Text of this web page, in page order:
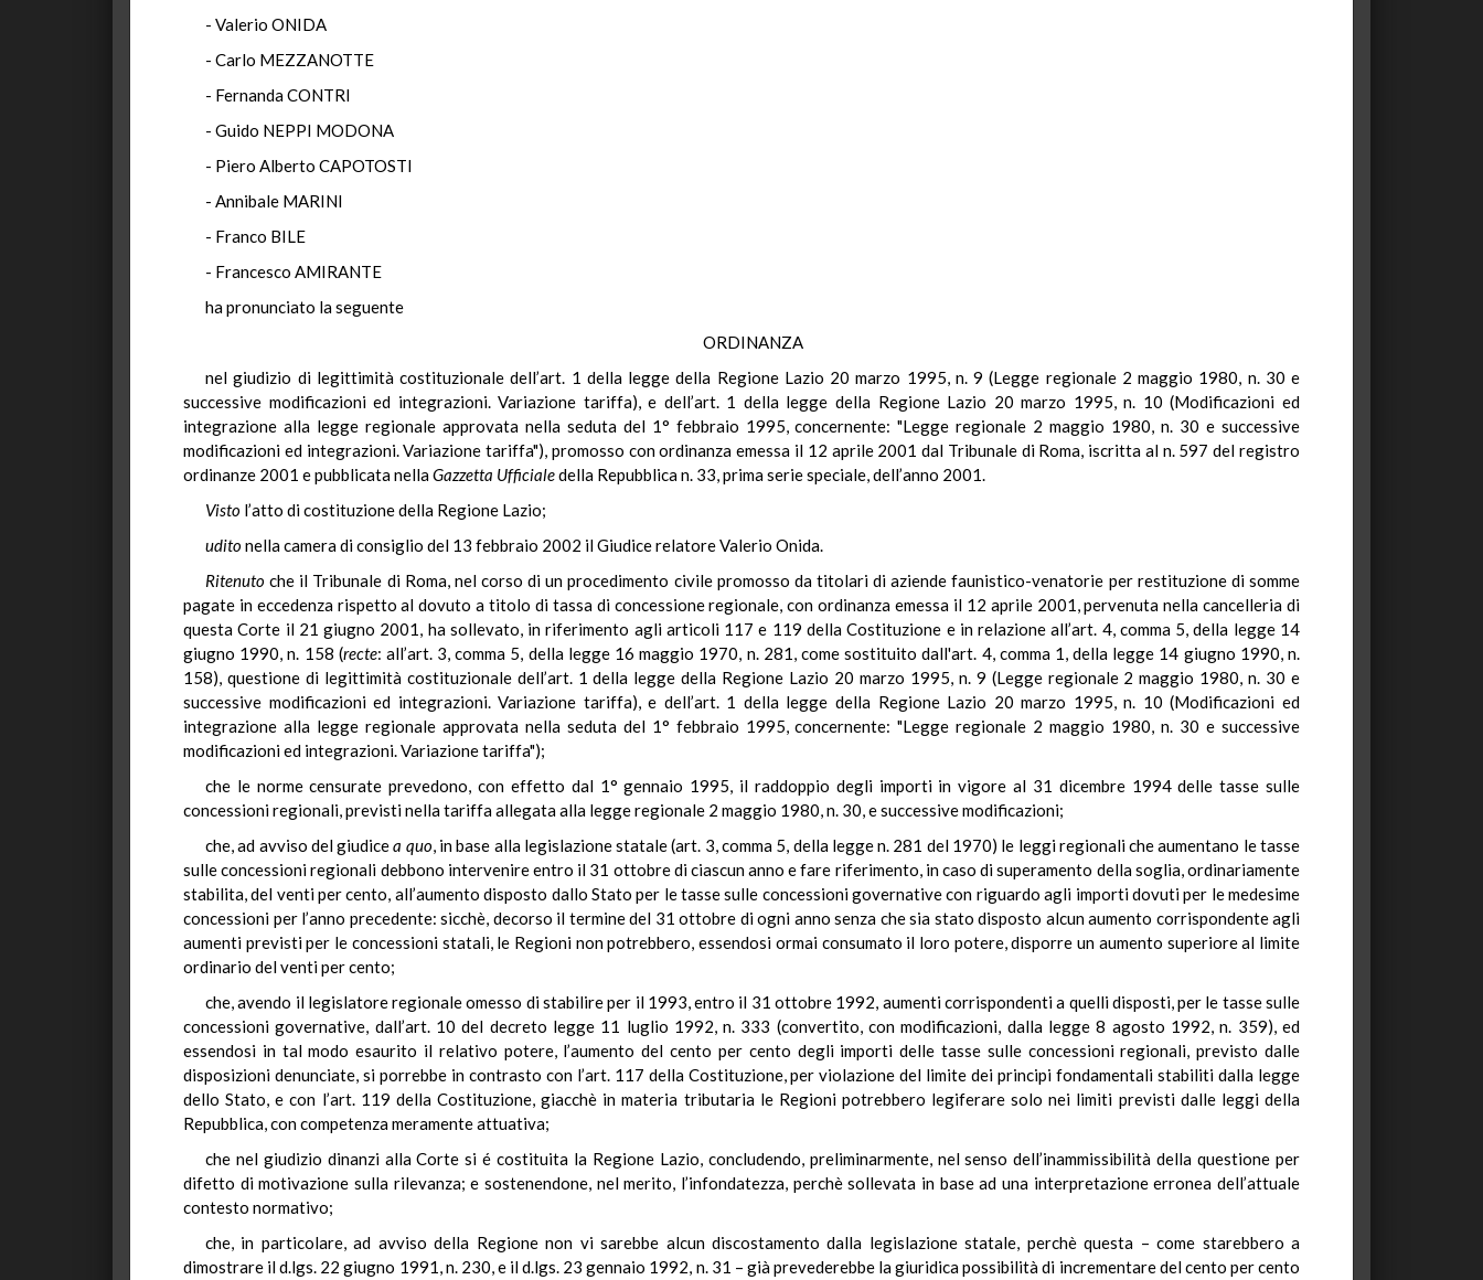
- Valerio ONIDA
- Carlo MEZZANOTTE
- Fernanda CONTRI
- Guido NEPPI MODONA
- Piero Alberto CAPOTOSTI
- Annibale MARINI
- Franco BILE
- Francesco AMIRANTE
ha pronunciato la seguente
ORDINANZA
nel giudizio di legittimità costituzionale dell’art. 1 della legge della Regione Lazio 20 marzo 1995, n. 9 (Legge regionale 2 maggio 1980, n. 30 e
successive modificazioni ed integrazioni. Variazione tariffa), e dell’art. 1 della legge della Regione Lazio 20 marzo 1995, n. 10 (Modificazioni ed
integrazione alla legge regionale approvata nella seduta del 1° febbraio 1995, concernente: "Legge regionale 2 maggio 1980, n. 30 e successive
modificazioni ed integrazioni. Variazione tariffa"), promosso con ordinanza emessa il 12 aprile 2001 dal Tribunale di Roma, iscritta al n. 597 del registro
ordinanze 2001 e pubblicata nellaGazzetta Ufficialedella Repubblica n. 33, prima serie speciale, dell’anno 2001.
Visto l’atto di costituzione della Regione Lazio;
uditonella camera di consiglio del 13 febbraio 2002 il Giudice relatore Valerio Onida.
Ritenutoche il Tribunale di Roma, nel corso di un procedimento civile promosso da titolari di aziende faunistico-venatorie per restituzione di somme
pagate in eccedenza rispetto al dovuto a titolo di tassa di concessione regionale, con ordinanza emessa il 12 aprile 2001, pervenuta nella cancelleria di
questa Corte il 21 giugno 2001, ha sollevato, in riferimento agli articoli 117 e 119 della Costituzione e in relazione all’art. 4, comma 5, della legge 14
giugno 1990, n. 158 (recte: all’art. 3, comma 5, della legge 16 maggio 1970, n. 281, come sostituito dall'art. 4, comma 1, della legge 14 giugno 1990, n.
158), questione di legittimità costituzionale dell’art. 1 della legge della Regione Lazio 20 marzo 1995, n. 9 (Legge regionale 2 maggio 1980, n. 30 e
successive modificazioni ed integrazioni. Variazione tariffa), e dell’art. 1 della legge della Regione Lazio 20 marzo 1995, n. 10 (Modificazioni ed
integrazione alla legge regionale approvata nella seduta del 1° febbraio 1995, concernente: "Legge regionale 2 maggio 1980, n. 30 e successive
modificazioni ed integrazioni. Variazione tariffa");
che le norme censurate prevedono, con effetto dal 1° gennaio 1995, il raddoppio degli importi in vigore al 31 dicembre 1994 delle tasse sulle
concessioni regionali, previsti nella tariffa allegata alla legge regionale 2 maggio 1980, n. 30, e successive modificazioni;
che, ad avviso del giudicea quo, in base alla legislazione statale (art. 3, comma 5, della legge n. 281 del 1970) le leggi regionali che aumentano le tasse
sulle concessioni regionali debbono intervenire entro il 31 ottobre di ciascun anno e fare riferimento, in caso di superamento della soglia, ordinariamente
stabilita, del venti per cento, all’aumento disposto dallo Stato per le tasse sulle concessioni governative con riguardo agli importi dovuti per le medesime
concessioni per l’anno precedente: sicchè, decorso il termine del 31 ottobre di ogni anno senza che sia stato disposto alcun aumento corrispondente agli
aumenti previsti per le concessioni statali, le Regioni non potrebbero, essendosi ormai consumato il loro potere, disporre un aumento superiore al limite
ordinario del venti per cento;
che, avendo il legislatore regionale omesso di stabilire per il 1993, entro il 31 ottobre 1992, aumenti corrispondenti a quelli disposti, per le tasse sulle
concessioni governative, dall’art. 10 del decreto legge 11 luglio 1992, n. 333 (convertito, con modificazioni, dalla legge 8 agosto 1992, n. 359), ed
essendosi in tal modo esaurito il relativo potere, l’aumento del cento per cento degli importi delle tasse sulle concessioni regionali, previsto dalle
disposizioni denunciate, si porrebbe in contrasto con l’art. 117 della Costituzione, per violazione del limite dei principi fondamentali stabiliti dalla legge
dello Stato, e con l’art. 119 della Costituzione, giacchè in materia tributaria le Regioni potrebbero legiferare solo nei limiti previsti dalle leggi della
Repubblica, con competenza meramente attuativa;
che nel giudizio dinanzi alla Corte si é costituita la Regione Lazio, concludendo, preliminarmente, nel senso dell’inammissibilità della questione per
difetto di motivazione sulla rilevanza; e sostenendone, nel merito, l’infondatezza, perchè sollevata in base ad una interpretazione erronea dell’attuale
contesto normativo;
che, in particolare, ad avviso della Regione non vi sarebbe alcun discostamento dalla legislazione statale, perchè questa – come starebbero a
dimostrare il d.lgs. 22 giugno 1991, n. 230, e il d.lgs. 23 gennaio 1992, n. 31 – già prevederebbe la giuridica possibilità di incrementare del cento per cento